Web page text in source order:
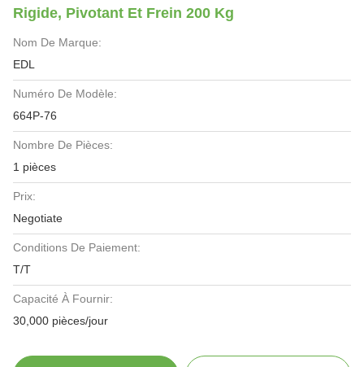
Rigide, Pivotant Et Frein 200 Kg
Nom De Marque:
EDL
Numéro De Modèle:
664P-76
Nombre De Pièces:
1 pièces
Prix:
Negotiate
Conditions De Paiement:
T/T
Capacité À Fournir:
30,000 pièces/jour